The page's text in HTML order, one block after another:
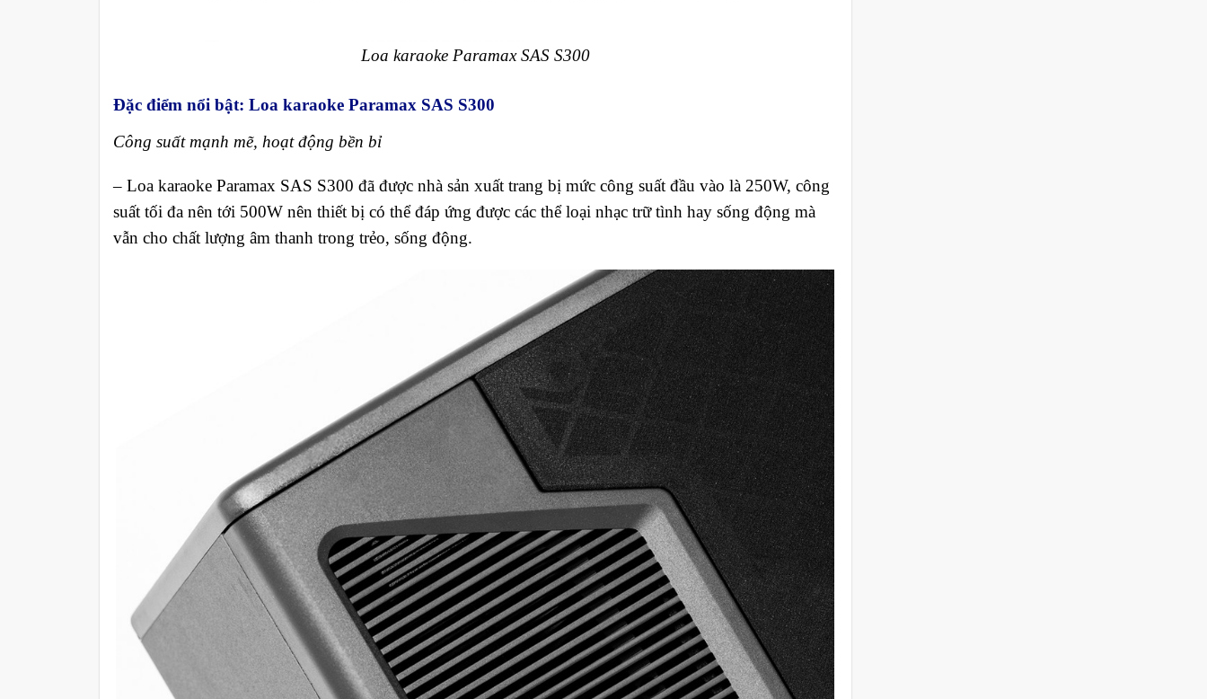
Loa karaoke Paramax SAS S300
Đặc điểm nổi bật: Loa karaoke Paramax SAS S300
Công suất mạnh mẽ, hoạt động bền bỉ
–Loa karaoke Paramax SAS S300 đã được nhà sản xuất trang bị mức công suất đầu vào là 250W, công
suất tối đa nên tới 500W nên thiết bị có thể đáp ứng được các thể loại nhạc trữ tình hay sống động mà
vẫn cho chất lượng âm thanh trong trẻo, sống động.